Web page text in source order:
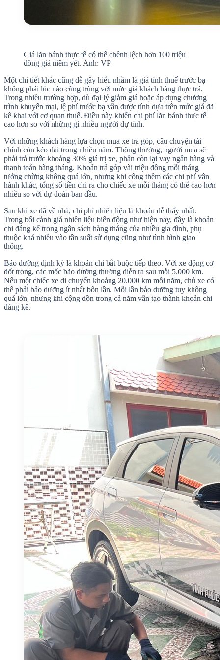
Giá lăn bánh thực tế có thể chênh lệch hơn 100 triệu
đồng giá niêm yết. Ảnh: VP
Một chi tiết khác cũng dễ gây hiểu nhầm là giá tính thuế trước bạ
không phải lúc nào cũng trùng với mức giá khách hàng thực trả.
Trong nhiều trường hợp, dù đại lý giảm giá hoặc áp dụng chương
trình khuyến mại, lệ phí trước bạ vẫn được tính dựa trên mức giá đã
kê khai với cơ quan thuế. Điều này khiến chi phí lăn bánh thực tế
cao hơn so với những gì nhiều người dự tính.
Với những khách hàng lựa chọn mua xe trả góp, câu chuyện tài
chính còn kéo dài trong nhiều năm. Thông thường, người mua sẽ
phải trả trước khoảng 30% giá trị xe, phần còn lại vay ngân hàng và
thanh toán hàng tháng. Khoản trả góp vài triệu đồng mỗi tháng
tưởng chừng không quá lớn, nhưng khi cộng thêm các chi phí vận
hành khác, tổng số tiền chi ra cho chiếc xe mỗi tháng có thể cao hơn
nhiều so với dự đoán ban đầu.
Sau khi xe đã về nhà, chi phí nhiên liệu là khoản dễ thấy nhất.
Trong bối cảnh giá nhiên liệu biến động như hiện nay, đây là khoản
chi đáng kể trong ngân sách hàng tháng của nhiều gia đình, phụ
thuộc khá nhiều vào tần suất sử dụng cũng như tình hình giao
thông.
Bảo dưỡng định kỳ là khoản chi bắt buộc tiếp theo. Với xe động cơ
đốt trong, các mốc bảo dưỡng thường diễn ra sau mỗi 5.000 km.
Nếu một chiếc xe di chuyển khoảng 20.000 km mỗi năm, chủ xe có
thể phải bảo dưỡng ít nhất bốn lần. Mỗi lần bảo dưỡng tuy không
quá lớn, nhưng khi cộng dồn trong cả năm vẫn tạo thành khoản chi
đáng kể.